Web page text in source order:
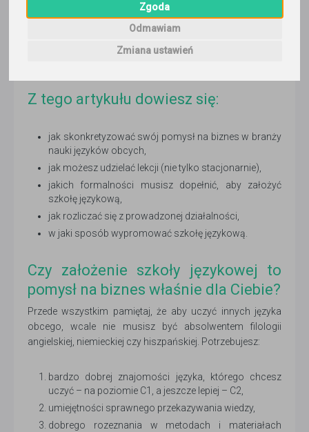
Zgoda
Odmawiam
Zmiana ustawień
długo wymieniać. Pewne jest jedno: mimo że rynek nauki
języków obcych jest nasycony, nadal – przy dobrym
Jak to zrobić? Oto, co musisz wiedzieć, jeśli chcesz
Z tego artykułu dowiesz się:
jak skonkretyzować swój pomysł na biznes w branży
nauki języków obcych,
jak możesz udzielać lekcji (nie tylko stacjonarnie),
jakich formalności musisz dopełnić, aby założyć
szkołę językową,
jak rozliczać się z prowadzonej działalności,
w jaki sposób wypromować szkołę językową.
Czy założenie szkoły językowej to
pomysł na biznes właśnie dla Ciebie?
Przede wszystkim pamiętaj, że aby uczyć innych języka
obcego, wcale nie musisz być absolwentem filologii
angielskiej, niemieckiej czy hiszpańskiej. Potrzebujesz:
bardzo dobrej znajomości języka, którego chcesz
uczyć – na poziomie C1, a jeszcze lepiej – C2,
umiejętności sprawnego przekazywania wiedzy,
dobrego rozeznania w metodach i materiałach